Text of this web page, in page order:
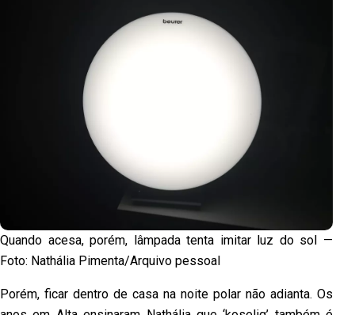
Quando acesa, porém, lâmpada tenta imitar luz do sol —
Foto: Nathália Pimenta/Arquivo pessoal
Porém, ficar dentro de casa na noite polar não adianta. Os